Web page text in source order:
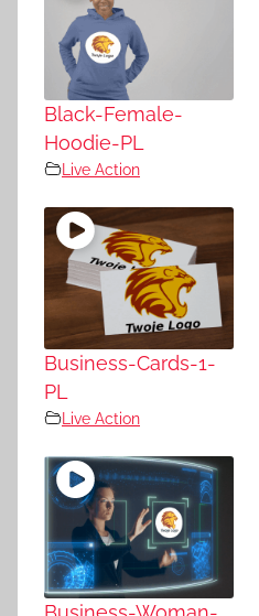
Black-Female-
Hoodie-PL
Live Action
Business-Cards-1-
PL
Live Action